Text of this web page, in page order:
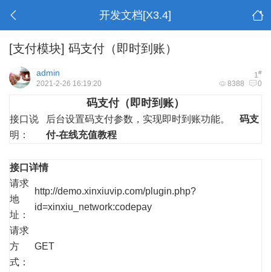
开发文档[X3.4]
[支付模块] 码支付（即时到账）
1#
admin
8388 0
2021-2-26 16:19:20
码支付（即时到账）
接口说
明：
后台设置码支付参数，实现即时到账功能。 码支
付-在线充值教程
接口详情
请求
地
址：
http://demo.xinxiuvip.com/plugin.php?
id=xinxiu_network:codepay
请求
方
式：
GET